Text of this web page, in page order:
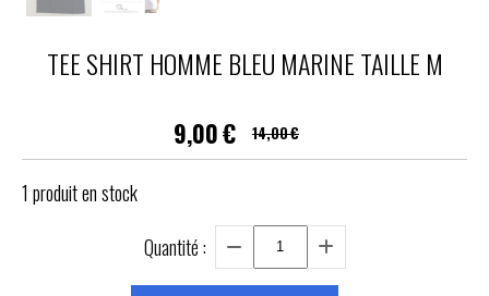
TEE SHIRT HOMME BLEU MARINE TAILLE M
9,00€ 14,00€
1 produit en stock
Quantité :